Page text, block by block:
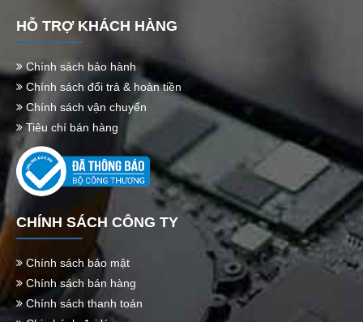
HỖ TRỢ KHÁCH HÀNG
Chính sách bảo hành
Chính sách đổi trả & hoàn tiền
Chính sách vận chuyển
Tiêu chí bán hàng
CHÍNH SÁCH CÔNG TY
Chính sách bảo mật
Chính sách bán hàng
Chính sách thanh toán